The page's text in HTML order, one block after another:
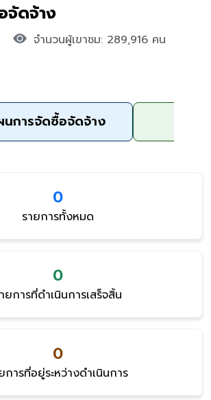
จัดจ้าง
จำนวนผู้เขาชม: 289,916 คน
นการจัดซื้อจัดจ้าง
0
รายการทั้งหมด
0
ยการที่ดำเนินการเสร็จสิ้น
0
การที่อยู่ระหว่างดำเนินการ